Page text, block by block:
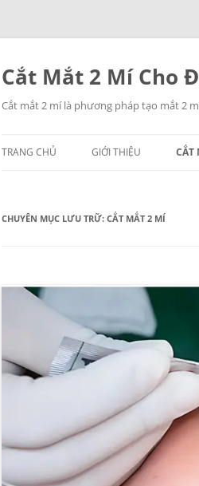
Chuyển
dung
Cắt Mắt 2 Mí Cho
Cắt mắt 2 mí là phương pháp tạo mắt 2
TRANG CHỦ GIỚI THIỆU CẮT
CHUYÊN MỤC LƯU TRỮ: CẮT MẮT 2 MÍ